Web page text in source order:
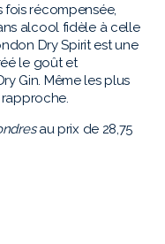
fois récompensée,
alcool fidèle à celle
Dry Spirit est une
le goût et
Gin. Même les plus
rapproche.
au prix de 28,75